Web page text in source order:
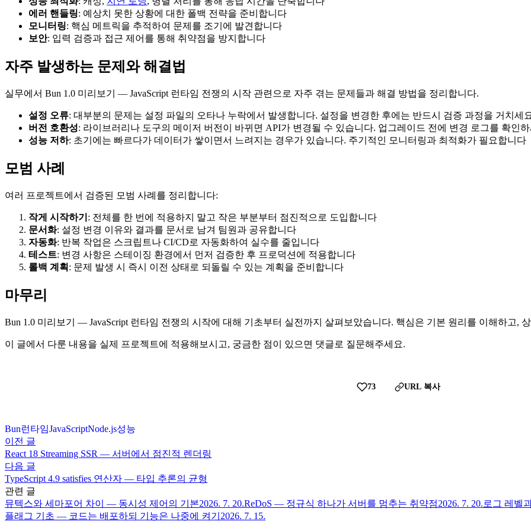
에러 핸들링: 예상치 못한 상황에 대한 폴백 전략을 준비합니다
모니터링: 핵심 메트릭을 추적하여 문제를 조기에 발견합니다
보안: 입력 검증과 접근 제어를 통해 취약점을 방지합니다
자주 발생하는 문제와 해결법
실무에서 Bun 1.0 미리보기 — JavaScript 런타임 전쟁의 시작 관련으로 자주 겪는 문제들과 해결 방법을 정리합니다.
설정 오류: 대부분의 문제는 설정 파일의 오타나 누락에서 발생합니다. 설정을 변경한 후에는 반드시 검증 과정을 거치세
버전 호환성: 라이브러리나 도구의 메이저 버전이 바뀌면 API가 변경될 수 있습니다. 업그레이드 전에 변경 로그를 확인하
성능 저하: 초기에는 빠르다가 데이터가 쌓이면서 느려지는 경우가 있습니다. 주기적인 모니터링과 최적화가 필요합니다
모범 사례
여러 프로젝트에서 검증된 모범 사례를 정리합니다:
작게 시작하기 : 전체를 한 번에 적용하지 말고 작은 부분부터 점진적으로 도입합니다
문서화: 설정 변경 이유와 결과를 문서로 남겨 팀원과 공유합니다
자동화: 반복 작업은 스크립트나 CI/CD로 자동화하여 실수를 줄입니다
테스트: 변경 사항은 스테이징 환경에서 먼저 검증한 후 프로덕션에 적용합니다
롤백 계획 : 문제 발생 시 즉시 이전 상태로 되돌릴 수 있는 계획을 준비합니다
마무리
Bun 1.0 미리보기 — JavaScript 런타임 전쟁의 시작에 대해 기초부터 실전까지 살펴보았습니다. 핵심은 기본 원리를 이해하고,
이 글에서 다룬 내용을 실제 프로젝트에 적용해보시고, 궁금한 점이 있으면 댓글로 질문해주세요.
73 URL 복사
Bun런타임JavaScriptNode.js성능
이전 글
React 18 Streaming SSR — 서버에서 점진적 렌더링
다음 글
TypeScript 4.9 satisfies 연산자 — 타입 추론의 균형
관련 글
뮤텍스와 세마포어 차이 — 동시성 제어의 기본2026. 7. 20.ReDoS — 정규식 하나가 서버를 멈추는 취약점2026. 7. 20.로그 레벨
플래그 기초 — 코드는 배포하되 기능은 나중에 켜기 2026. 7. 15.